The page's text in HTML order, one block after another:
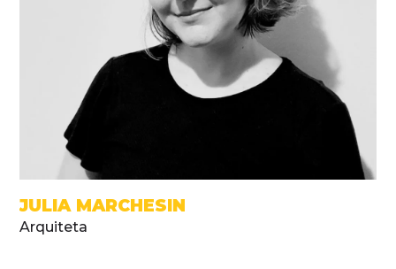
JULIA MARCHESIN
Arquiteta